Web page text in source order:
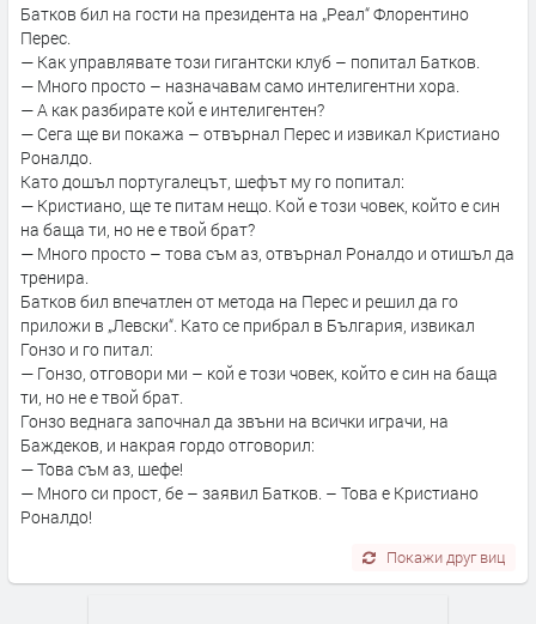
Батков бил на гости на президента на „Реал“ Флорентино
Перес.
— Как управлявате този гигантски клуб – попитал Батков.
— Много просто – назначавам само интелигентни хора.
— А как разбирате кой е интелигентен?
— Сега ще ви покажа – отвърнал Перес и извикал Кристиано
Роналдо.
Като дошъл португалецът, шефът му го попитал:
— Кристиано, ще те питам нещо. Кой е този човек, който е син
на баща ти, но не е твой брат?
— Много просто – това съм аз, отвърнал Роналдо и отишъл да
тренира.
Батков бил впечатлен от метода на Перес и решил да го
приложи в „Левски“. Като се прибрал в България, извикал
Гонзо и го питал:
— Гонзо, отговори ми – кой е този човек, който е син на баща
ти, но не е твой брат.
Гонзо веднага започнал да звъни на всички играчи, на
Баждеков, и накрая гордо отговорил:
— Това съм аз, шефе!
— Много си прост, бе – заявил Батков. – Това е Кристиано
Роналдо!
Покажи друг виц